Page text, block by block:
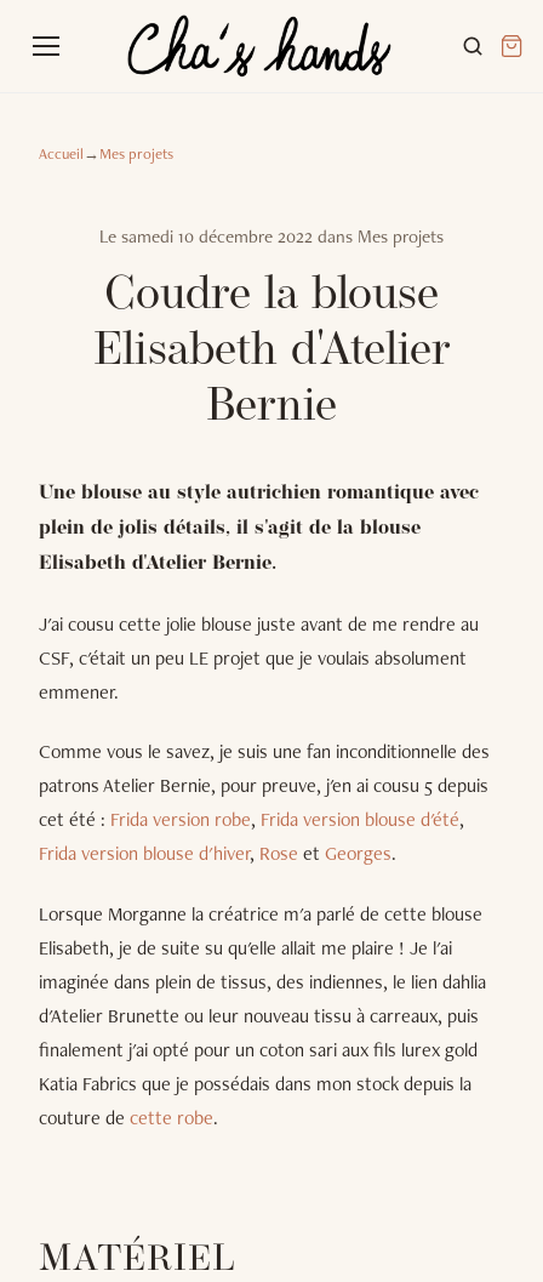
Accueil→Mes projets
Le samedi 10 décembre 2022 dans Mes projets
Coudre la blouse
Elisabeth d'Atelier
Bernie
Une blouse au style autrichien romantique avec
plein de jolis détails, il s'agit de la blouse
Elisabeth d'Atelier Bernie.
J'ai cousu cette jolie blouse juste avant de me rendre au
CSF, c'était un peu LE projet que je voulais absolument
emmener.
Comme vous le savez, je suis une fan inconditionnelle des
patrons Atelier Bernie, pour preuve, j'en ai cousu 5 depuis
cet été : Frida version robe, Frida version blouse d'été,
Frida version blouse d'hiver, Rose et Georges.
Lorsque Morganne la créatrice m'a parlé de cette blouse
Elisabeth, je de suite su qu'elle allait me plaire ! Je l'ai
imaginée dans plein de tissus, des indiennes, le lien dahlia
d'Atelier Brunette ou leur nouveau tissu à carreaux, puis
finalement j'ai opté pour un coton sari aux fils lurex gold
Katia Fabrics que je possédais dans mon stock depuis la
couture de cette robe.
MATÉRIEL